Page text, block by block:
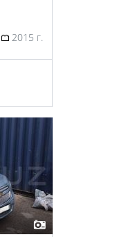
2015 г.